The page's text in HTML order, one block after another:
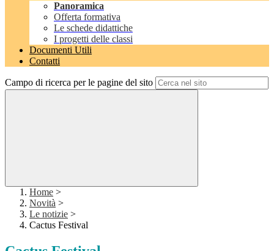
Panoramica
Offerta formativa
Le schede didattiche
I progetti delle classi
Documenti Utili
Contatti
Campo di ricerca per le pagine del sito
Home >
Novità >
Le notizie >
Cactus Festival